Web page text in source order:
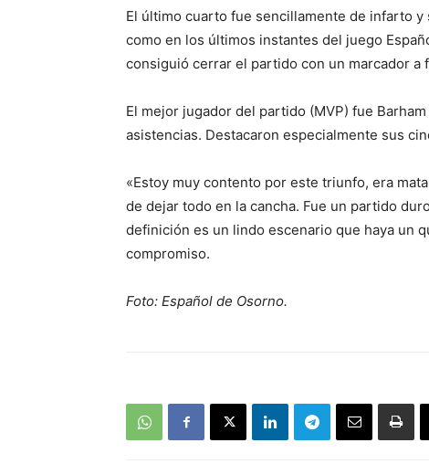
El último cuarto fue sencillamente de infarto
como en los últimos instantes del juego
consiguió cerrar el partido con un marcador a
El mejor jugador del partido (MVP) fue
asistencias. Destacaron especialmente sus
«Estoy muy contento por este triunfo, era
de dejar todo en la cancha. Fue un partido
definición es un lindo escenario que haya un
compromiso.
Foto: Español de Osorno.